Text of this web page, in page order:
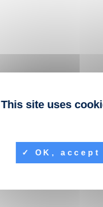
This site uses
OK, accept